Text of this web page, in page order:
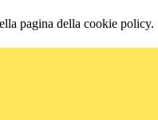
pagina della cookie policy.